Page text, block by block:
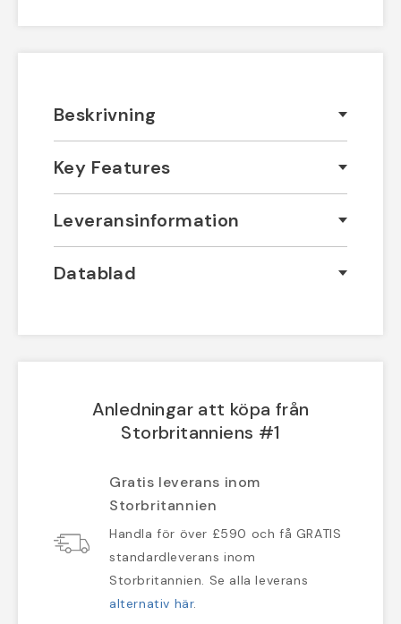
Beskrivning
Key Features
Leveransinformation
Datablad
Anledningar att köpa från
Storbritanniens #1
Gratis leverans inom
Storbritannien
Handla för över £590 och få GRATIS
standardleverans inom
Storbritannien. Se alla leverans
alternativ här.